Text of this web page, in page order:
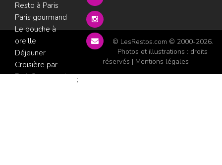
Resto à Paris
Paris gourmand
Le bouche à
oreille
Déjeuner
Croisière par
ParisGourmand
© LesRestos.com © 2000-2026.
Photos et illustrations : droits
réservés | Mentions légales
;